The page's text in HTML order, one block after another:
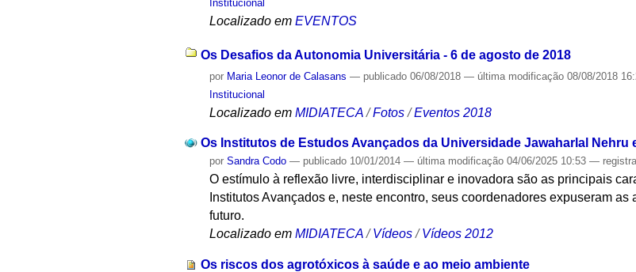
Institucional
Localizado em EVENTOS
Os Desafios da Autonomia Universitária - 6 de agosto de 2018
por Maria Leonor de Calasans — publicado 06/08/2018— última modificação 08/08/2018
Institucional
Localizado em MIDIATECA /Fotos /Eventos 2018
Os Institutos de Estudos Avançados da Universidade Jawaharlal Nehru
porSandra Codo — publicado 10/01/2014— última modificação 04/06/2025 10:53—
O estímulo à reflexão livre, interdisciplinar e inovadora são as principais
Institutos Avançados e, neste encontro, seus coordenadores expuseram
futuro.
Localizado em MIDIATECA /Vídeos /Vídeos 2012
Os riscos dos agrotóxicos à saúde e ao meio ambiente